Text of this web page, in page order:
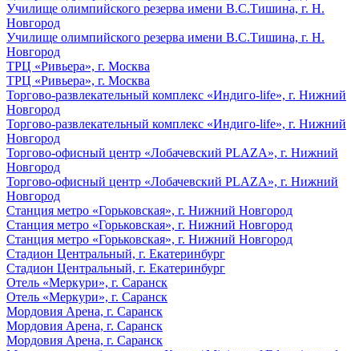
Училище олимпийского резерва имени В.С.Тишина, г. Н.
Новгород
Училище олимпийского резерва имени В.С.Тишина, г. Н.
Новгород
ТРЦ «Ривьера», г. Москва
ТРЦ «Ривьера», г. Москва
Торгово-развлекательный комплекс «Индиго-life», г. Нижний
Новгород
Торгово-развлекательный комплекс «Индиго-life», г. Нижний
Новгород
Торгово-офисный центр «Лобачевский PLAZA», г. Нижний
Новгород
Торгово-офисный центр «Лобачевский PLAZA», г. Нижний
Новгород
Станция метро «Горьковская», г. Нижний Новгород
Станция метро «Горьковская», г. Нижний Новгород
Станция метро «Горьковская», г. Нижний Новгород
Стадион Центральный, г. Екатеринбург
Стадион Центральный, г. Екатеринбург
Отель «Меркури», г. Саранск
Отель «Меркури», г. Саранск
Мордовия Арена, г. Саранск
Мордовия Арена, г. Саранск
Мордовия Арена, г. Саранск